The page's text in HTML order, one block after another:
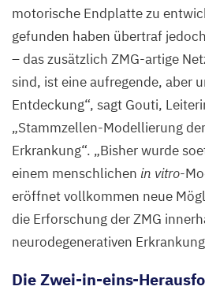
motorische Endplatte zu
gefunden haben übertraf
– das zusätzlich ZMG-artige
sind, ist eine aufregende, aber
Entdeckung“, sagt Gouti,
„Stammzellen-Modellierung
Erkrankung“. „Bisher wurde
einem menschlichen in vitro-
eröffnet vollkommen neue
die Erforschung derZMG
neurodegenerativen
Die Zwei-in-eins-